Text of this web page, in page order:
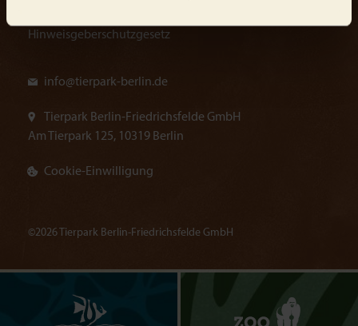
Hinweisgeberschutzgesetz
info@tierpark-berlin.de
Tierpark Berlin-Friedrichsfelde GmbH
Am Tierpark 125, 10319 Berlin
Cookie-Einwilligung
©2026 Tierpark Berlin-Friedrichsfelde GmbH